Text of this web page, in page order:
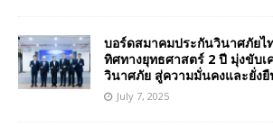
บอร์ดสมาคมประกันวินาศภัยไ
ทิศทางยุทธศาสตร์ 2 ปี มุ่งขับ
วินาศภัย สู่ความมั่นคงและยั่ง
July 7, 2025